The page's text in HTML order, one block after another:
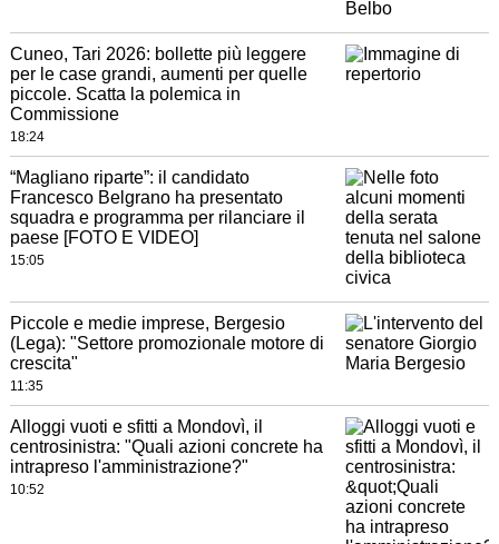
Cuneo, Tari 2026: bollette più leggere
per le case grandi, aumenti per quelle
piccole. Scatta la polemica in
Commissione
18:24
“Magliano riparte”: il candidato
Francesco Belgrano ha presentato
squadra e programma per rilanciare il
paese [FOTO E VIDEO]
15:05
Piccole e medie imprese, Bergesio
(Lega): "Settore promozionale motore di
crescita"
11:35
Alloggi vuoti e sfitti a Mondovì, il
centrosinistra: "Quali azioni concrete ha
intrapreso l'amministrazione?"
10:52